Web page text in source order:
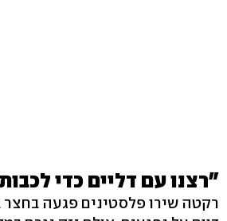
"רצנו עם דליים כדי
רקטה שירו פלסטינים פגעה בחצר